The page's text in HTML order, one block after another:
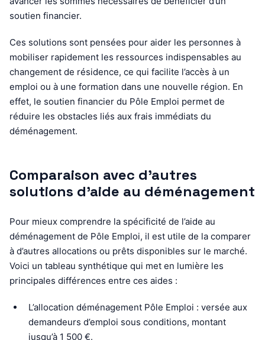
soutien financier.
Ces solutions sont pensées pour aider les personnes à
mobiliser rapidement les ressources indispensables au
changement de résidence, ce qui facilite l’accès à un
emploi ou à une formation dans une nouvelle région. En
effet, le soutien financier du Pôle Emploi permet de
réduire les obstacles liés aux frais immédiats du
déménagement.
Comparaison avec d’autres
solutions d’aide au déménagement
Pour mieux comprendre la spécificité de l’aide au
déménagement de Pôle Emploi, il est utile de la comparer
à d’autres allocations ou prêts disponibles sur le marché.
Voici un tableau synthétique qui met en lumière les
principales différences entre ces aides :
L’allocation déménagement Pôle Emploi : versée aux
demandeurs d’emploi sous conditions, montant
jusqu’à 1 500 €.